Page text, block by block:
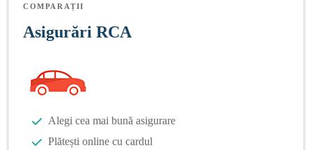
COMPARAȚII
Asigurări RCA
Alegi cea mai bună asigurare
Plătești online cu cardul